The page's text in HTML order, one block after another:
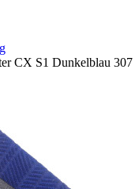
CX S1 Dunkelblau 307